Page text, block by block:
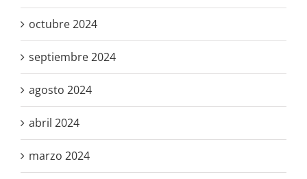
octubre 2024
septiembre 2024
agosto 2024
abril 2024
marzo 2024